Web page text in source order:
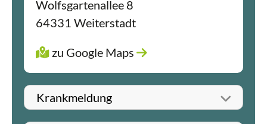
Wolfsgartenallee 8
64331 Weiterstadt
zu Google Maps
Betreff wählen